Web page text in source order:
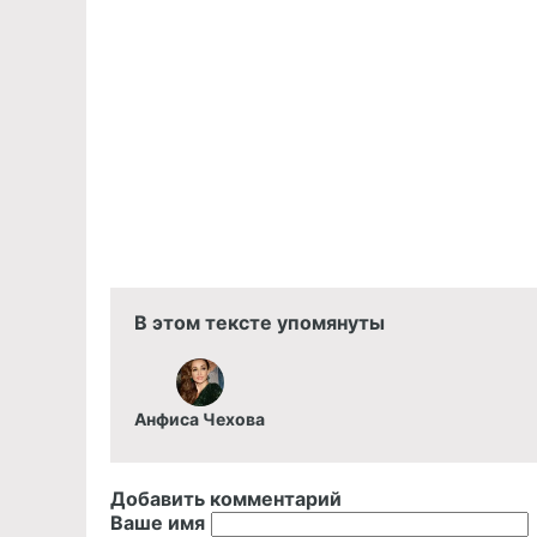
В этом тексте упомянуты
Анфиса Чехова
Добавить комментарий
Ваше имя